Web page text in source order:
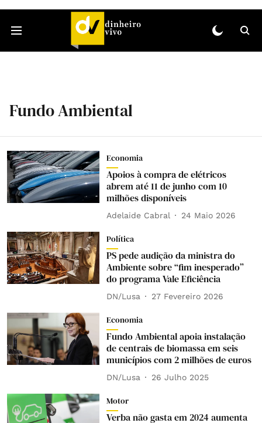
Fundo Ambiental
Economia
Apoios à compra de elétricos
abrem até 11 de junho com 10
milhões disponíveis
Adelaide Cabral 24 Maio 2026
Política
PS pede audição da ministra do
Ambiente sobre “fim inesperado”
do programa Vale Eficiência
DN/Lusa 27 Fevereiro 2026
Economia
Fundo Ambiental apoia instalação
de centrais de biomassa em seis
municípios com 2 milhões de euros
DN/Lusa 26 Julho 2025
Motor
Verba não gasta em 2024 aumenta